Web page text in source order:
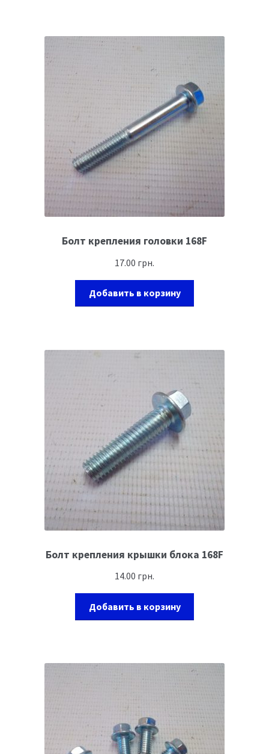
Болт крепления головки 168F
17.00 грн.
Добавить в корзину
Болт крепления крышки блока 168F
14.00 грн.
Добавить в корзину